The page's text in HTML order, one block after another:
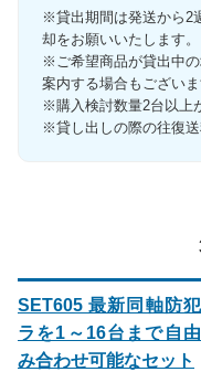
※貸出期間は発送から2
却をお願いいたします。
※ご希望商品が貸出中
案内する場合もございま
※購入検討数量2台以上
※貸し出しの際の往復送
SET605 最新同軸防
ラを1～16台まで自
み合わせ可能なセット